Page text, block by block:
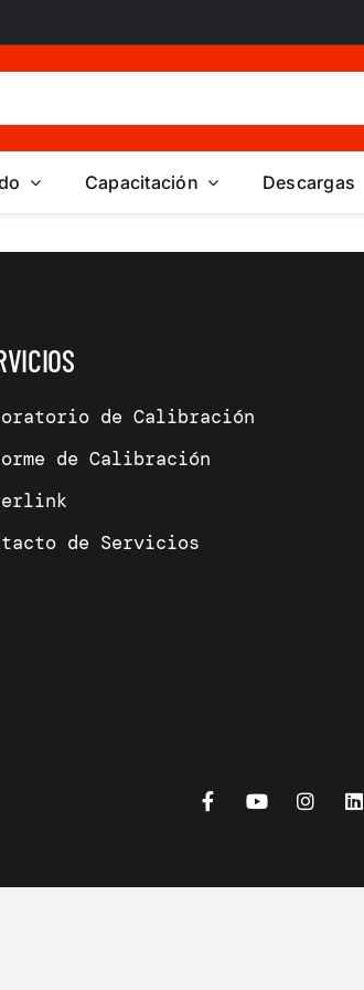
Capacitación Descargas
de Calibración
de Calibración
de Servicios